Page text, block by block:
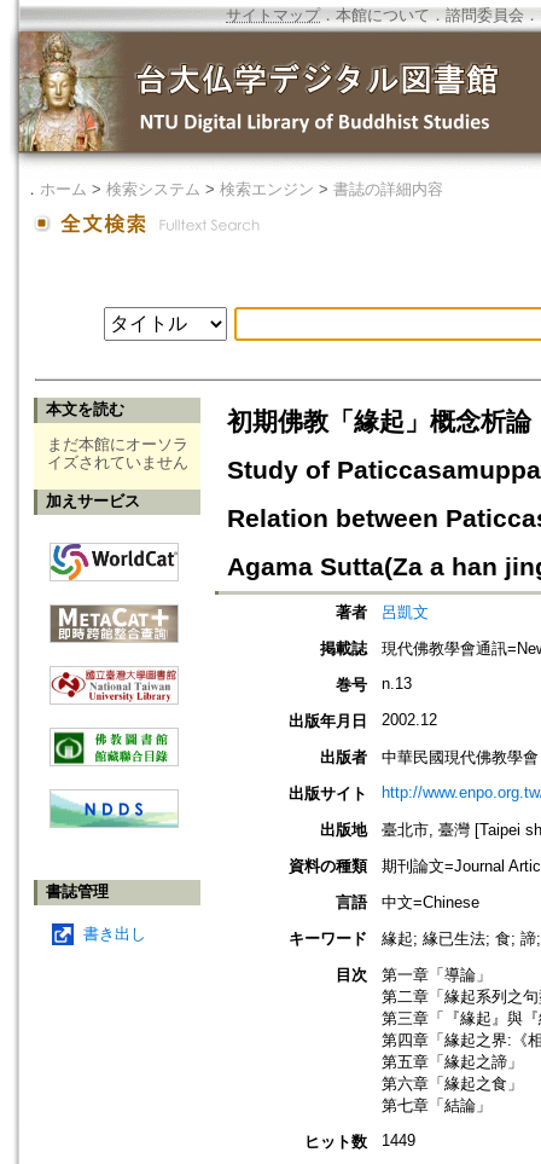
サイトマップ．本館について ． 諮問委員会 ．
． ホーム > 検索システム > 検索エンジン > 書誌の詳細内容
本文を読む
まだ本館にオーソラ
イズされていません
加えサービス
書誌管理
書き出し
初期佛教「緣起」概念析
Study of
Relation between
Agama Sutta(Za a han
著者
呂凱文
掲載誌
現代佛教學會通訊
巻号
n.13
出版年月日 2002.12
出版者
中華民國現代佛教學會
出版サイト
http://
出版地
臺北市, 臺灣 [Taipei
資料の種類
期刊論文=Journal
言語
中文=Chinese
キーワード
緣起; 緣已生法; 食;
目次
第一章「導論」
第二章「緣起系列之
第三章「『緣起』與
第四章「緣起之界:《
第五章「緣起之諦」
第六章「緣起之食」
第七章「結論」
ヒット数
1449